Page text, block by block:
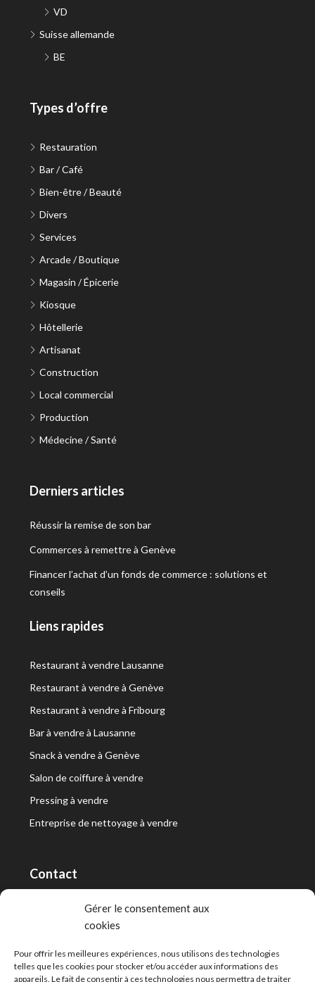
Gérer le consentement aux
cookies
Pour offrir les meilleures expériences, nous utilisons des technologies
telles que les cookies pour stocker et/ou accéder aux informations des
appareils. Le fait de consentir à ces technologies nous permettra de traiter
VD
Suisse allemande
BE
Types d’offre
Restauration
Bar / Café
Bien-être / Beauté
Divers
Services
Arcade / Boutique
Magasin / Épicerie
Kiosque
Hôtellerie
Artisanat
Construction
Local commercial
Production
Médecine / Santé
Derniers articles
Réussir la remise de son bar
Commerces à remettre à Genève
Financer l’achat d’un fonds de commerce : solutions et
conseils
Liens rapides
Restaurant à vendre Lausanne
Restaurant à vendre à Genève
Restaurant à vendre à Fribourg
Bar à vendre à Lausanne
Snack à vendre à Genève
Salon de coiffure à vendre
Pressing à vendre
Entreprise de nettoyage à vendre
Contact
RT Capital First SA/Ltd
info@capitalfirst.ch